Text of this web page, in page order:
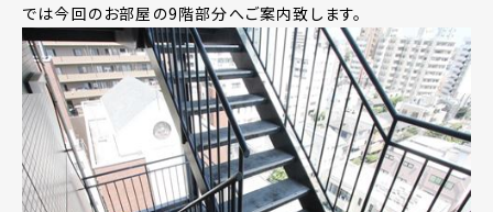
では今回のお部屋の9階部分へご案内致します。